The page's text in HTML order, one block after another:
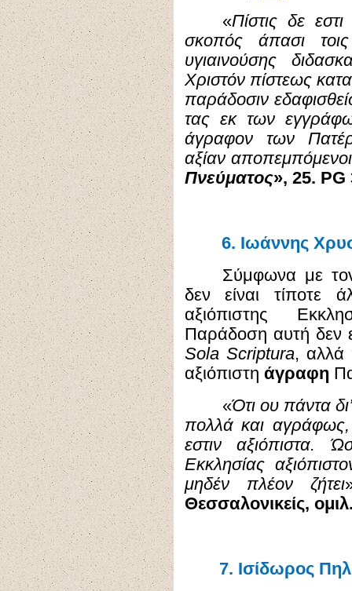
«Πίστις δε
σκοπός άπασι
υγιαινούσης
Χριστόν πίστεως
παράδοσιν
τας εκ των
άγραφον των
αξίαν αποπεμπόμενοι
Πνεύματος», 25. PG
6. Ιωάννης
Σύμφωνα με
δεν είναι τίποτε
αξιόπιστης
Παράδοση αυτή δεν
Sola Scriptura, αλλά
αξιόπιστη άγραφη
«Ότι ου πάντα
πολλά και αγράφως,
εστιν αξιόπιστα.
Εκκλησίας
μηδέν πλέον ζήτει
Θεσσαλονικείς,
7. Ισίδωρος